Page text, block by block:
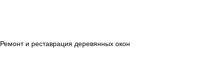
Ремонт и реставрация деревянных окон